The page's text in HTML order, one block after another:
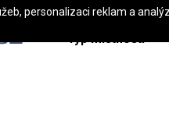
Typ místnosti
personalizaci reklam a